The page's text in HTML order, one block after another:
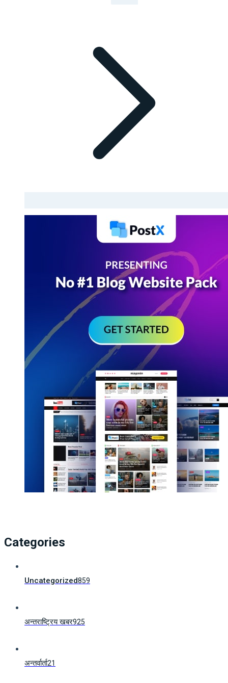
Categories
Uncategorized859
अन्तराष्ट्रिय खबर925
अन्तर्वार्ता21